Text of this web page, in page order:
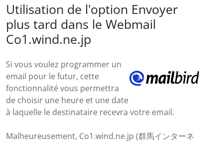
Utilisation de l'option Envoyer
plus tard dans le Webmail
Co1.wind.ne.jp
Si vous voulez programmer un
email pour le futur, cette
fonctionnalité vous permettra
de choisir une heure et une date
à laquelle le destinataire recevra votre email.
Malheureusement, Co1.wind.ne.jp (群馬インターネ